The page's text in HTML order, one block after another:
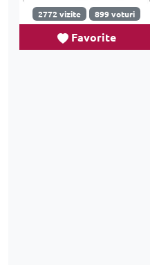
2772 vizite 899 voturi
Favorite